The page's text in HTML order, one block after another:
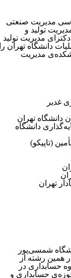
مدیریت صنعتی
تولید و
مدیریت تولید
دانشگاه تهران را
مدیریت
غدیر
دانشگاه تهران
دانشگاه
(تاپیکو)
تهران
شمسی‌پور
همین رشته از
حسابداری در
در حوزه‌ی حسابداری و